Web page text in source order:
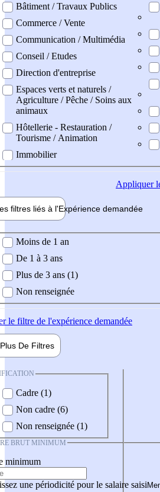
Bâtiment / Travaux Publics
Commerce / Vente
Communication / Multimédia
Conseil / Etudes
Direction d'entreprise
Espaces verts et naturels /
Agriculture / Pêche / Soins aux
animaux
Hôtellerie - Restauration /
Tourisme / Animation
Immobilier
Appliquer
filtres liés à l'Expérience demandée
demandée
Moins de 1 an
De 1 à 3 ans
Plus de 3 ans (1)
Non renseignée
le filtre de l'expérience demandée
Plus De Filtres
Cadre (1)
Non cadre (6)
Non renseignée (1)
BRUT MINIMUM
minimum
une périodicité pour le salaire saisi